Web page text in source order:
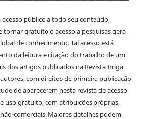
público a todo seu conteúdo,
tornar gratuito o acesso a pesquisas gera
de conhecimento. Tal acesso está
da leitura e citação do trabalho de um
dos artigos publicados na Revista Irriga
com direitos de primeira publicação
de aparecerem nesta revista de acesso
uso gratuito, com atribuições próprias,
comerciais. Maiores detalhes podem